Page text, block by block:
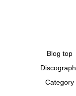
Blog top
Category